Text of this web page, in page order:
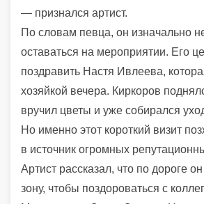
— признался артист.
По словам певца, он изначально
оставаться на мероприятии. Его
поздравить Настя Ивлеева,
хозяйкой вечера. Киркоров
вручил цветы и уже собирался
Но именно этот короткий визит
в источник огромных
Артист рассказал, что по дороге
зону, чтобы поздороваться с